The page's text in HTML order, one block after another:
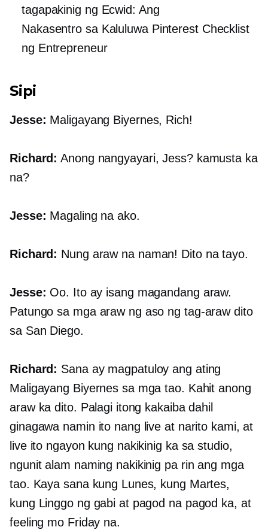
tagapakinig ng Ecwid: Ang
Nakasentro sa KaluluwaPinterest Checklist
ng Entrepreneur
Sipi
Jesse: Maligayang Biyernes, Rich!
Richard: Anong nangyayari, Jess? kamusta ka
na?
Jesse: Magaling na ako.
Richard: Nung araw na naman! Dito na tayo.
Jesse: Oo. Ito ay isang magandang araw.
Patungo sa mga araw ng aso ng tag-araw dito
sa San Diego.
Richard: Sana ay magpatuloy ang ating
Maligayang Biyernes sa mga tao. Kahit anong
araw ka dito. Palagi itong kakaiba dahil
ginagawa namin ito nang live at narito kami, at
live ito ngayon kung nakikinig ka sa studio,
ngunit alam naming nakikinig pa rin ang mga
tao. Kaya sana kung Lunes, kung Martes,
kung Linggo ng gabi at pagod na pagod ka, at
feeling mo Friday na.